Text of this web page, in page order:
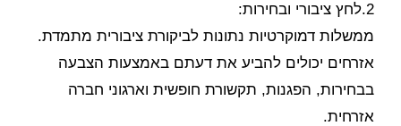
2.לחץ ציבורי ובחירות:
ממשלות דמוקרטיות נתונות לביקורת ציבורית מתמדת.
אזרחים יכולים להביע את דעתם באמצעות הצבעה
בבחירות, הפגנות, תקשורת חופשית וארגוני חברה
אזרחית.